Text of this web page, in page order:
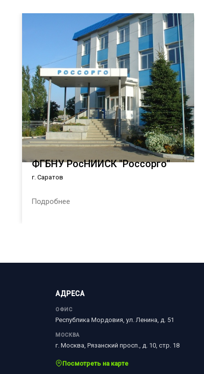
ФГБНУ РосНИИСК "Россорго"
г. Саратов
Подробнее
АДРЕСА
ОФИС
Республика Мордовия, ул. Ленина, д. 51
МОСКВА
г. Москва, Рязанский просп., д. 10, стр. 18
Посмотреть на карте